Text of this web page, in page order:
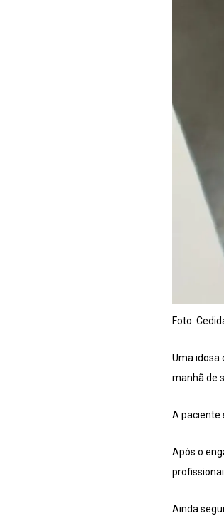
Foto:
Uma idosa
manhã de
A paciente
Após o
Ainda